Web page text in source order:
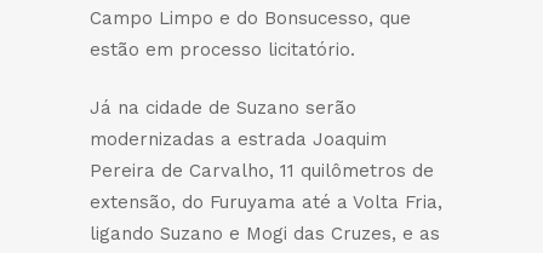
Campo Limpo e do Bonsucesso, que
estão em processo licitatório.
Já na cidade de Suzano serão
modernizadas a estrada Joaquim
Pereira de Carvalho, 11 quilômetros de
extensão, do Furuyama até a Volta Fria,
ligando Suzano e Mogi das Cruzes, e as